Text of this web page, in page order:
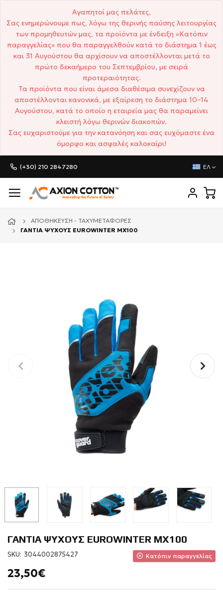
Αγαπητοί μας πελάτες,
Σας ενημερώνουμε πως, λόγω της θερινής παύσης λειτουργίας
των προμηθευτών μας, τα προϊόντα με ένδειξη «Κατόπιν
παραγγελίας» που θα παραγγελθούν κατά το διάστημα 1 έως
και 31 Αυγούστου θα αρχίσουν να αποστέλλονται μετά το
πρώτο δεκαήμερο του Σεπτεμβρίου, με σειρά
προτεραιότητας.
Τα προϊόντα που είναι άμεσα διαθέσιμα συνεχίζουν να
αποστέλλονται κανονικά, με εξαίρεση το διάστημα 10–14
Αυγούστου, κατά το οποίο η εταιρεία μας θα παραμείνει
κλειστή λόγω θερινών διακοπών.
Σας ευχαριστούμε για την κατανόηση και σας ευχόμαστε ένα
όμορφο και ασφαλές καλοκαίρι!
(+30) 210 2847280 ΕΛ
ΑΠΟΘΉΚΕΥΣΗ - ΤΑΧΥΜΕΤΑΦΟΡΈΣ
ΓΑΝΤΙΑ ΨΥΧΟΥΣ EUROWINTER MX100
ΓΑΝΤΙΑ ΨΥΧΟΥΣ EUROWINTER MX100
SKU: 3044002875427 Κατόπιν παραγγελίας
23,50€